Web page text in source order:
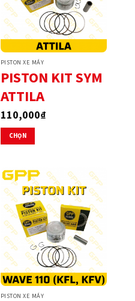
PISTON XE MÁY
PISTON KIT SYM
ATTILA
110,000₫
CHỌN
này
có
nhiều
biến
thể.
Các
tùy
chọn
có
thể
PISTON XE MÁY